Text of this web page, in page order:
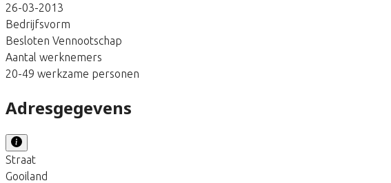
26-03-2013
Bedrijfsvorm
Besloten Vennootschap
Aantal werknemers
20-49 werkzame personen
Adresgegevens
Straat
Gooiland